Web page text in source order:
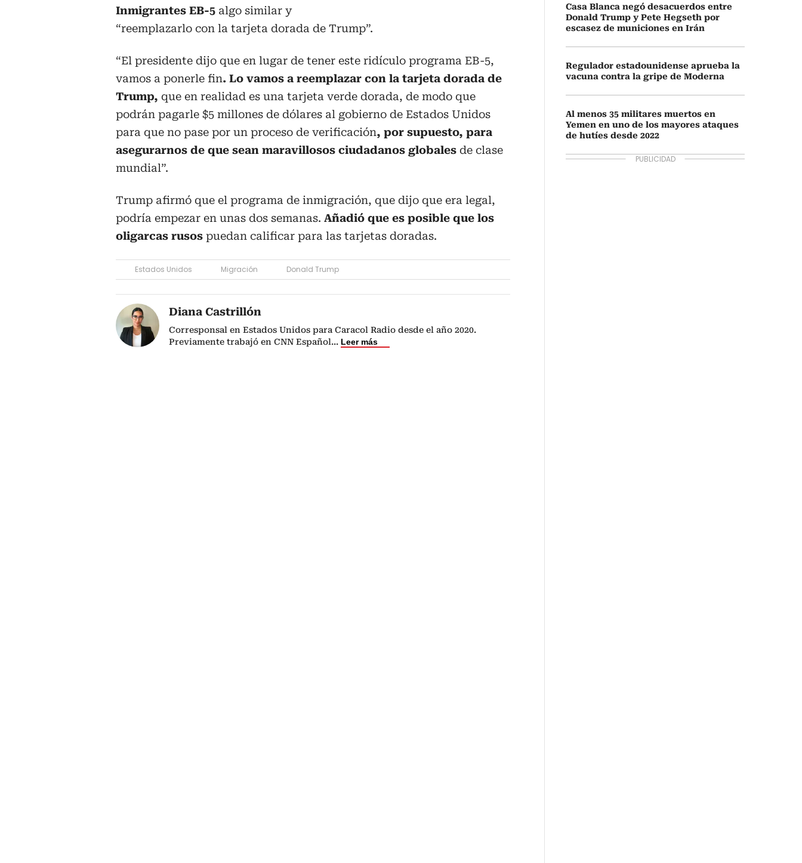
Inmigrantes EB-5 algo similar y
“reemplazarlo con la tarjeta dorada de Trump”.
“El presidente dijo que en lugar de tener este ridículo programa EB-5,
vamos a ponerle fin. Lo vamos a reemplazar con la tarjeta dorada de
Trump, que en realidad es una tarjeta verde dorada, de modo que
podrán pagarle $5 millones de dólares al gobierno de Estados Unidos
para que no pase por un proceso de verificación, por supuesto, para
asegurarnos de que sean maravillosos ciudadanos globales de clase
mundial”.
Trump afirmó que el programa de inmigración, que dijo que era legal,
podría empezar en unas dos semanas. Añadió que es posible que los
oligarcas rusos puedan calificar para las tarjetas doradas.
Estados Unidos Migración Donald Trump
Diana Castrillón
Corresponsal en Estados Unidos para Caracol Radio desde el año 2020.
Previamente trabajó en CNN Español... Leer más
Casa Blanca negó desacuerdos entre
Donald Trump y Pete Hegseth por
escasez de municiones en Irán
Regulador estadounidense aprueba la
vacuna contra la gripe de Moderna
Al menos 35 militares muertos en
Yemen en uno de los mayores ataques
de hutíes desde 2022